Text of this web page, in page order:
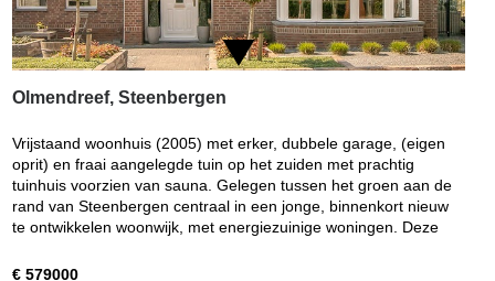
Olmendreef, Steenbergen
Vrijstaand woonhuis (2005) met erker, dubbele garage, (eigen
oprit) en fraai aangelegde tuin op het zuiden met prachtig
tuinhuis voorzien van sauna. Gelegen tussen het groen aan de
rand van Steenbergen centraal in een jonge, binnenkort nieuw
te ontwikkelen woonwijk, met energiezuinige woningen. Deze
€ 579000